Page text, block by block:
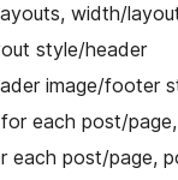
width/
style/header
image/footer
each post/
each post/page,